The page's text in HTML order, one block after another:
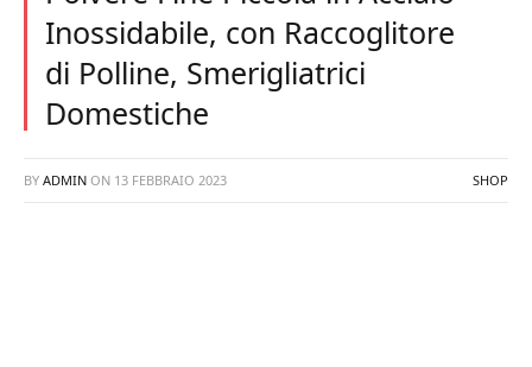
Inossidabile, con Raccoglitore
di Polline, Smerigliatrici
Domestiche
BY ADMIN ON 13 FEBBRAIO 2023 SHOP